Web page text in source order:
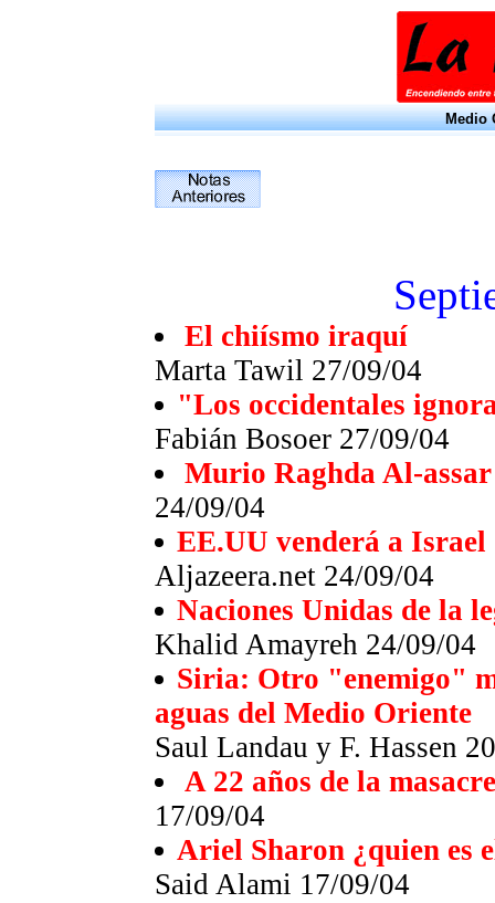
Medio
El chiísmo iraquí
Marta Tawil 27/09/04
"Los occidentales
Fabián Bosoer 27/09/04
Murio Raghda Al-assar
24/09/04
EE.UU venderá a Israel
Aljazeera.net 24/09/04
Naciones Unidas de la
Khalid Amayreh 24/09/04
Siria: Otro "enemigo"
aguas del Medio Oriente
Saul Landau y F. Hassen
A 22 años de la
17/09/04
Ariel Sharon ¿quien es
Said Alami 17/09/04